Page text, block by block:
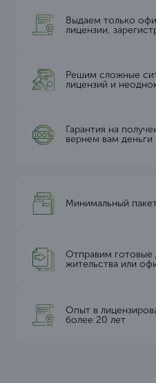
Выдаем только
лицензии,
Решим сложные
лицензий и
Гарантия на
вернем вам деньги
Минимальный
Отправим
жительства или
Опыт в
более 20 лет